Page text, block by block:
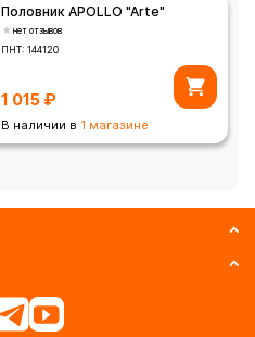
Половник APOLLO "Arte"
нет отзывов
ПНТ:144120
1 015 ₽
В наличии в 1 магазине